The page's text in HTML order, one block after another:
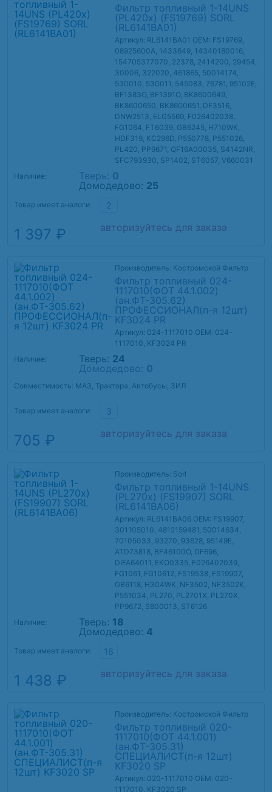
Фильтр топливный 1-14UNS
(PL420x) (FS19769) SORL
(RL6141BA01)
Артикул: RL6141BA01 OEM: FS19769,
08925600A, 1433649, 14340180016,
154705377070, 22378, 2414200, 29454,
30006, 322020, 461865, 50014174,
530010, 530011, 545083, 76781, 95102E,
BF1383O, BF1391O, BK8600649,
BK8600650, BK8600651, DF3516,
DNW2513, ELG5569, F026402038,
FG1064, FT6039, GB6245, H710WK,
HDF319, KC296D, P550778, P551026,
PL420, PP9671, QF16A00035, S4142NR,
SFC793930, SP1402, ST6057, V660031
Наличие:
Тверь: 0
Домодедово: 25
Товар имеет аналоги: 2
1 397 ₽ авторизуйтесь для заказа
Производитель: Костромской Фильтр
Фильтр топливный 024-
1117010(ФОТ 44.1.002)
(ан.ФТ-305.62)
ПРОФЕССИОНАЛ(п-я 12шт)
KF3024 PR
Артикул: 024-1117010 OEM: 024-
1117010, KF3024 PR
Наличие:
Тверь: 24
Домодедово: 0
Совместимость: МАЗ, Трактора, Автобусы, ЗИЛ
Товар имеет аналоги: 3
705 ₽ авторизуйтесь для заказа
Производитель: Sorl
Фильтр топливный 1-14UNS
(PL270x) (FS19907) SORL
(RL6141BA06)
Артикул: RL6141BA06 OEM: FS19907,
301105010, 4812159481, 50014634,
70105033, 93270, 93628, 95149E,
ATD73818, BF46100O, DF696,
DIFA64011, ЕКО0335, F026402039,
FG1061, FG10612, FS19538, FS19907,
GB6118, H304WK, NF3502, NF3502K,
P551034, PL270, PL2701X, PL270X,
PP9672, S800013, ST6126
Наличие:
Тверь: 18
Домодедово: 4
Товар имеет аналоги: 16
1 438 ₽ авторизуйтесь для заказа
Производитель: Костромской Фильтр
Фильтр топливный 020-
1117010(ФОТ 44.1.001)
(ан.ФТ-305.31)
СПЕЦИАЛИСТ(п-я 12шт)
KF3020 SP
Артикул: 020-1117010 OEM: 020-
1117010, KF3020 SP